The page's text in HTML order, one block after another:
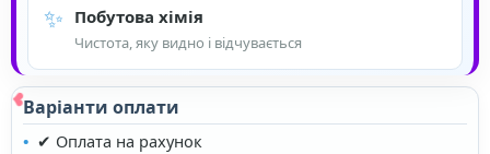
✨ Побутова хімія
Чистота, яку видно і відчувається
Варіанти оплати
✔ Оплата на рахунок
❤